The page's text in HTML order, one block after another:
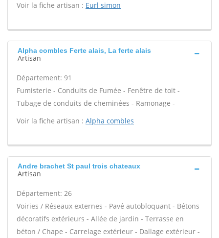
Voir la fiche artisan : Eurl simon
Alpha combles Ferte alais, La ferte alais
Artisan
Département: 91
Fumisterie - Conduits de Fumée - Fenêtre de toit -
Tubage de conduits de cheminées - Ramonage -
Voir la fiche artisan : Alpha combles
Andre brachet St paul trois chateaux
Artisan
Département: 26
Voiries / Réseaux externes - Pavé autobloquant - Bétons
décoratifs extérieurs - Allée de jardin - Terrasse en
béton / Chape - Carrelage extérieur - Dallage extérieur -